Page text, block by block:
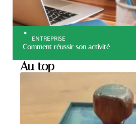
ENTREPRISE
Comment réussir son activité
Au top